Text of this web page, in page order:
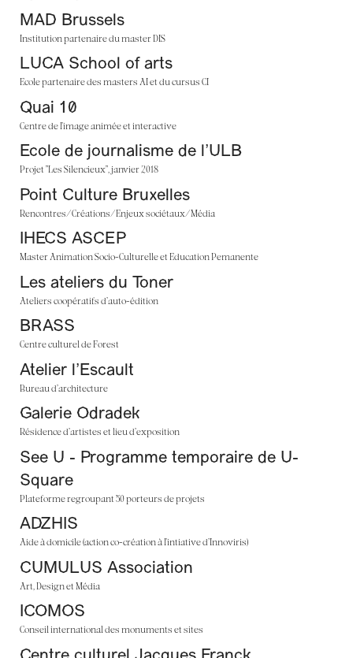
MAD Brussels
Institution partenaire du master DIS
LUCA School of arts
Ecole partenaire des masters AI et du cursus CI
Quai 10
Centre de l’image animée et interactive
Ecole de journalisme de l’ULB
Projet "Les Silencieux", janvier 2018
Point Culture Bruxelles
Rencontres/Créations/Enjeux sociétaux/Média
IHECS ASCEP
Master Animation Socio-Culturelle et Education Pemanente
Les ateliers du Toner
Ateliers coopératifs d’auto-édition
BRASS
Centre culturel de Forest
Atelier l’Escault
Bureau d’architecture
Galerie Odradek
Résidence d’artistes et lieu d’exposition
See U - Programme temporaire de U-
Square
Plateforme regroupant 50 porteurs de projets
ADZHIS
Aide à domicile (action co-création à l’intiative d’Innoviris)
CUMULUS Association
Art, Design et Média
ICOMOS
Conseil international des monuments et sites